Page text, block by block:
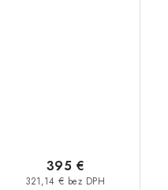
321,14 € bez DPH
395 €